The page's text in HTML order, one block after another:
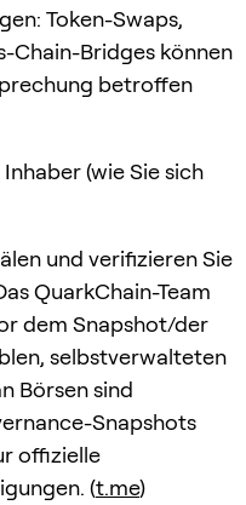
Token-Swaps,
Chain-Bridges können
betroffen
(wie Sie sich
und verifizieren Sie
QuarkChain-Team
dem Snapshot/der
selbstverwalteten
Börsen sind
Snapshots
offizielle
(t.me)